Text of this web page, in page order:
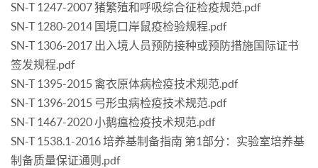
SN-T 1247-2007 猪繁殖和呼吸综合征检疫规范.pdf
SN-T 1280-2014 国境口岸鼠疫检验规程.pdf
SN-T 1306-2017 出入境人员预防接种或预防措施国际证书
签发规程.pdf
SN-T 1395-2015 禽衣原体病检疫技术规范.pdf
SN-T 1396-2015 弓形虫病检疫技术规范.pdf
SN-T 1467-2020 小鹅瘟检疫技术规范.pdf
SN-T 1538.1-2016 培养基制备指南 第1部分：实验室培养基
制备质量保证通则.pdf